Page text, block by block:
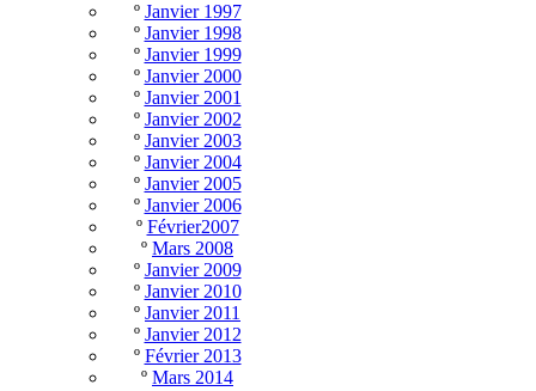
º Janvier 1997
º Janvier 1998
º Janvier 1999
º Janvier 2000
º Janvier 2001
º Janvier 2002
º Janvier 2003
º Janvier 2004
º Janvier 2005
º Janvier 2006
º Février2007
º Mars 2008
º Janvier 2009
º Janvier 2010
º Janvier 2011
º Janvier 2012
º Février 2013
º Mars 2014